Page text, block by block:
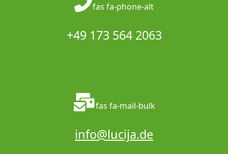
fas fa-phone-alt
+49 173 564 2063
fas fa-mail-bulk
info@lucija.de